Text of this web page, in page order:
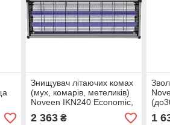
Знищувач літаючих комах
(мух, комарів, метеликів)
Noveen IKN240 Economic,
40 Вт до 80 кв. м.
2 363₴ 1